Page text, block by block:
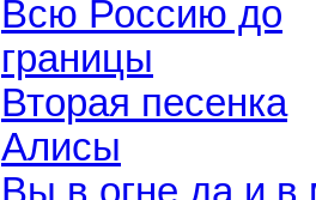
Всю Россию до
границы
Вторая песенка
Алисы